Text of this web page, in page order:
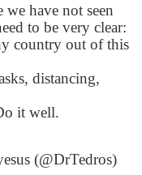
we have not seen
to be very clear:
country out of this
distancing,
it well.
(@DrTedros)